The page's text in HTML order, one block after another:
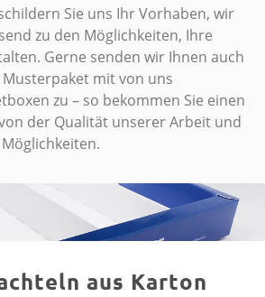
Sie uns Ihr Vorhaben, wir
zu den Möglichkeiten, Ihre
Gerne senden wir Ihnen auch
mit von uns
zu – so bekommen Sie einen
der Qualität unserer Arbeit und
aus Karton